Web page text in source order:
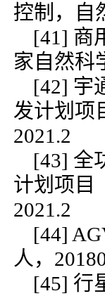
控制，自
[41] 商
家自然科
[42] 宇
发计划项
2021.2
[43] 全
计划项目
2021.2
[44]
人，
[45] 行